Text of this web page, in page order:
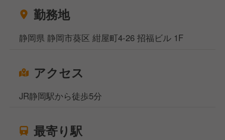
勤務地
静岡県 静岡市葵区 紺屋町4-26 招福ビル 1F
アクセス
JR静岡駅から徒歩5分
最寄り駅